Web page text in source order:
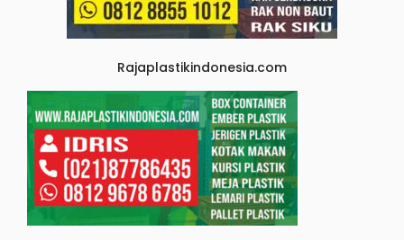
Rajaplastikindonesia.com